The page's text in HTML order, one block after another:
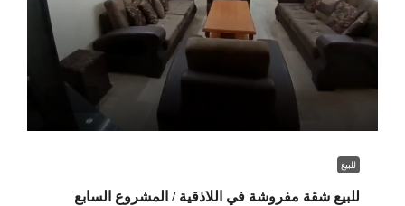
للبيع
للبيع شقة مفروشة في اللاذقية / المشروع السابع